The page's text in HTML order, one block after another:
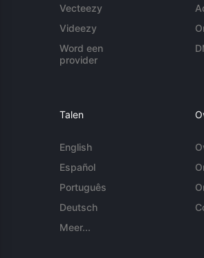
Vecteezy
Videezy
Word een
provider
Talen
English
Español
Português
Deutsch
Meer...